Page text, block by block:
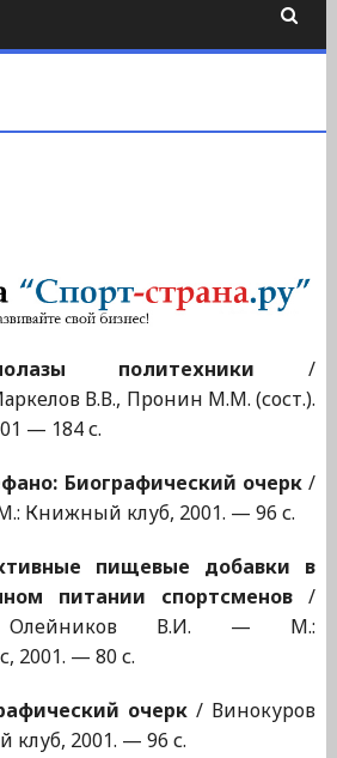
политехники /
В.В., Пронин М.М. (сост.).
— 184 с.
Биографический очерк /
Книжный клуб, 2001. — 96 с.
пищевые добавки в
питании спортсменов /
Олейников В.И. — М.:
2001. — 80 с.
очерк / Винокуров
2001. — 96 с.